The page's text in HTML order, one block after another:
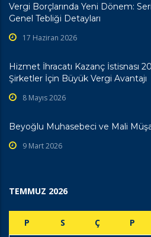
Vergi Borçlarında Yeni Dönem:
Genel Tebliği Detayları
17 Haziran 2026
Hizmet İhracatı Kazanç İstisnası
Şirketler İçin Büyük Vergi Avantajı
8 Mayıs 2026
Beyoğlu Muhasebeci ve Mali
9 Mart 2026
TEMMUZ 2026
P S Ç P